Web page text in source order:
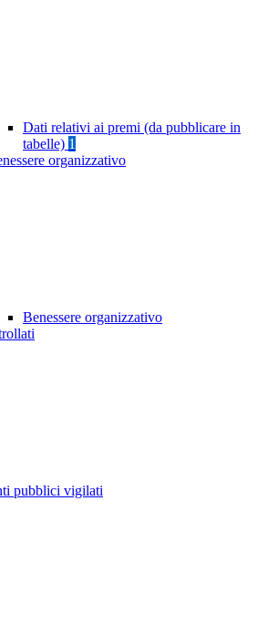
Dati relativi ai premi (da pubblicare in
tabelle) 1
organizzativo
Benessere organizzativo
pubblici vigilati